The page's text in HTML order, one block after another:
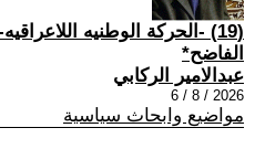
(19) -الحركة الوطنيه
الفاضح*
عبدالامير الركابي
2026 / 8 / 6
مواضيع وابحاث سياسية